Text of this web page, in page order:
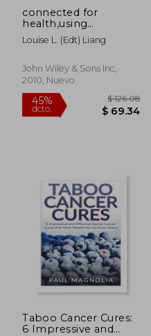
connected for
health,using
electronic health
records to transform
Louise L. (edt) Liang
John Wiley & Sons Inc,
2010, Nuevo
45% $ 126.08
Taboo Cancer Cures:
6 Impressive and